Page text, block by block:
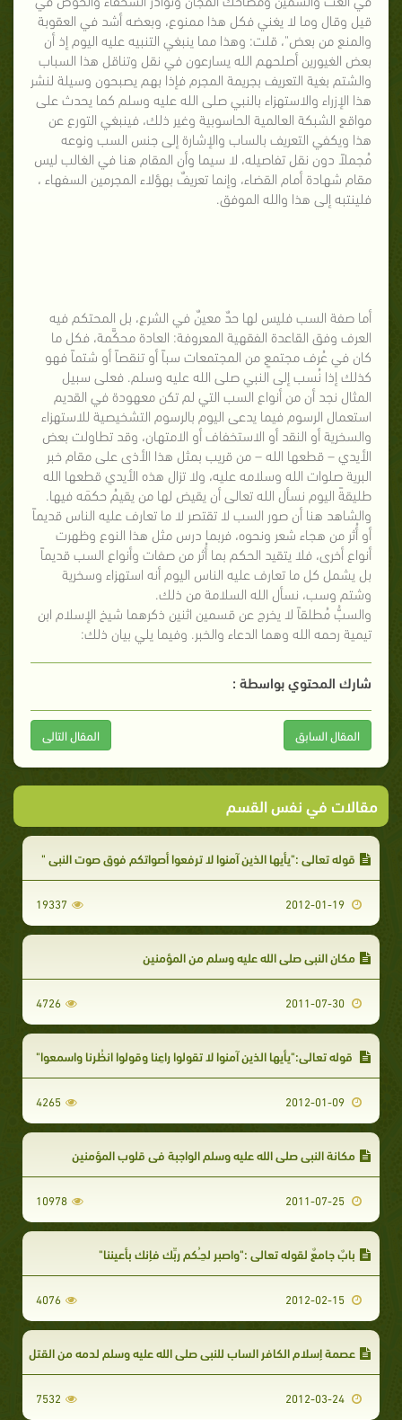
قيل وقال وما لا يغني فكل هذا ممنوع، وبعضه أشد في العقوبة
والمنع من بعض"، قلت: وهذا مما ينبغي التنبيه عليه اليوم إذ أن
بعض الغيورين أصلحهم الله يسارعون في نقل وتناقل هذا السباب
والشتم بغية التعريف بجريمة المجرم فإذا بهم يصبحون وسيلة لنشر
هذا الإزراء والاستهزاء بالنبي صلى الله عليه وسلم كما يحدث على
مواقع الشبكة العالمية الحاسوبية وغير ذلك، فينبغي التورع عن
هذا ويكفي التعريف بالساب والإشارة إلى جنس السب ونوعه
مُجملاً دون نقل تفاصيله، لا سيما وأن المقام هنا في الغالب ليس
مقام شهادة أمام القضاء، وإنما تعريفٌ بهؤلاء المجرمين السفهاء ،
فلينتبه إلى هذا والله الموفق.
أما صفة السب فليس لها حدٌ معينٌ في الشرع، بل المحتكم فيه
العرف وفق القاعدة الفقهية المعروفة: العادة محكَّمة، فكل ما
كان في عُرف مجتمعٍ من المجتمعات سباً أو تنقصاً أو شتماً فهو
كذلك إذا نُسب إلى النبي صلى الله عليه وسلم. فعلى سبيل
المثال نجد أن من أنواع السب التي لم تكن معهودة في القديم
استعمال الرسوم فيما يدعى اليوم بالرسوم التشخيصية للاستهزاء
والسخرية أو النقد أو الاستخفاف أو الامتهان، وقد تطاولت بعض
الأيدي – قطعها الله – من قريب بمثل هذا الأذى على مقام خبر
البرية صلوات الله وسلامه عليه، ولا تزال هذه الأيدي قطعها الله
طليقةً اليوم نسأل الله تعالى أن يقيض لها من يقيمُ حكمَه فيها.
والشاهد هنا أن صور السب لا تقتصر لا ما تعارف عليه الناس قديماً
أو أُثر من هجاء شعر ونحوه، فربما درس مثل هذا النوع وظهرت
أنواع أخرى، فلا يتقيد الحكم بما أُثر من صفات وأنواع السب قديماً
بل يشمل كل ما تعارف عليه الناس اليوم أنه استهزاء وسخرية
وشتم وسب، نسأل الله السلامة من ذلك.
والسبُّ مُطلقاً لا يخرج عن قسمين اثنين ذكرهما شيخ الإسلام ابن
تيمية رحمه الله وهما الدعاء والخبر. وفيما يلي بيان ذلك:
شارك المحتوي بواسطة :
المقال السابق المقال التالى
مقالات في نفس القسم
قوله تعالى :"يأيها الذين آمنوا لا ترفعوا أصواتكم فوق صوت النبي "
19337
مكان النبي صلى الله عليه وسلم من المؤمنين
4726
قوله تعالى:"يأيها الذين آمنوا لا تقولوا راعِنا وقولوا انظُرنا واسمعوا"
4265
مكانة النبي صلى الله عليه وسلم الواجبة في قلوب المؤمنين
10978
بابٌ جامعٌ لقوله تعالى :"واصبر لحِـُكم ربِّك فإنك بأعيننا"
4076
عصمة إسلام الكافر الساب للنبي صلى الله عليه وسلم لدمه من القتل
7532